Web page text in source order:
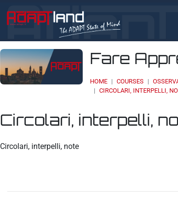
Fare
HOME COURSES
CIRCOLARI, INTERPELLI,
Circolari, interpelli,
Circolari, interpelli, note